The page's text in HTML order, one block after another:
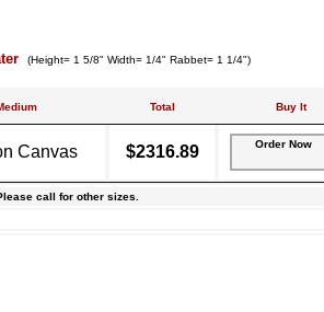
(Height= 1 5/8" Width= 1/4" Rabbet= 1 1/4")
Total Buy It
Canvas $2316.89 Order Now
call for other sizes.